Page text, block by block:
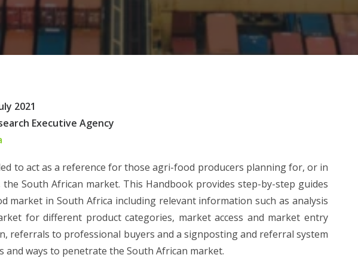
2021
Executive Agency
to act as a reference for those agri-food producers planning for, or in
South African market. This Handbook provides step-by-step guides
market in South Africa including relevant information such as analysis
for different product categories, market access and market entry
referrals to professional buyers and a signposting and referral system
and ways to penetrate the South African market.